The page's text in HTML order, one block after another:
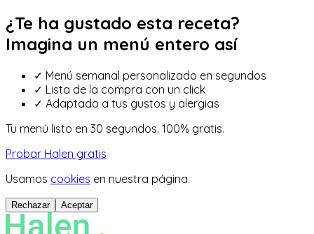
¿Te ha gustado esta receta?
Imagina un menú entero así
✓ Menú semanal personalizado en segundos
✓ Lista de la compra con un click
✓ Adaptado a tus gustos y alergias
Tu menú listo en 30 segundos. 100% gratis.
Probar Halen gratis
Usamos cookies en nuestra página.
Rechazar Aceptar